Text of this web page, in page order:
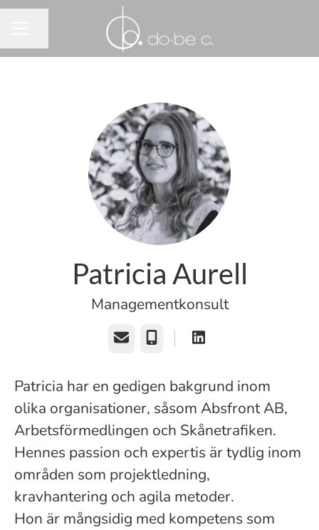
Patricia Aurell
Managementkonsult
E-post Telefon
Patricia har en gedigen bakgrund inom
olika organisationer, såsom Absfront AB,
Arbetsförmedlingen och Skånetrafiken.
Hennes passion och expertis är tydlig inom
områden som projektledning,
kravhantering och agila metoder.
Hon är mångsidig med kompetens som